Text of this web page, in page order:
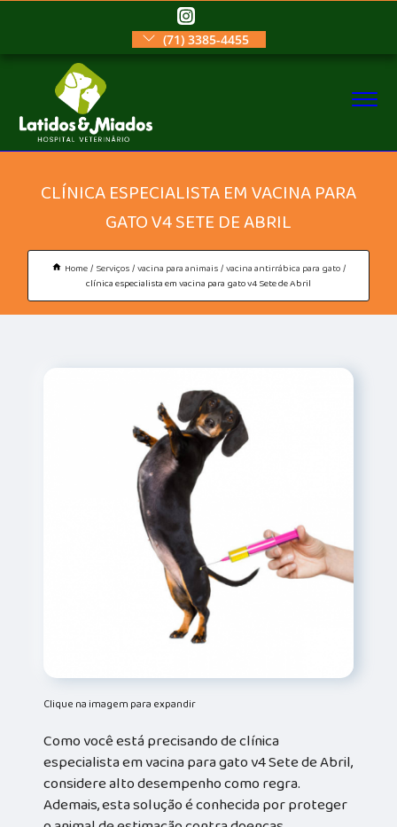
(71) 3385-4455
CLÍNICA ESPECIALISTA EM VACINA PARA
GATO V4 SETE DE ABRIL
Home Serviços vacina para animais vacina antirrábica para gato
clínica especialista em vacina para gato v4 Sete de Abril
Clique na imagem para expandir
Como você está precisando de clínica
especialista em vacina para gato v4 Sete de Abril,
considere alto desempenho como regra.
Ademais, esta solução é conhecida por proteger